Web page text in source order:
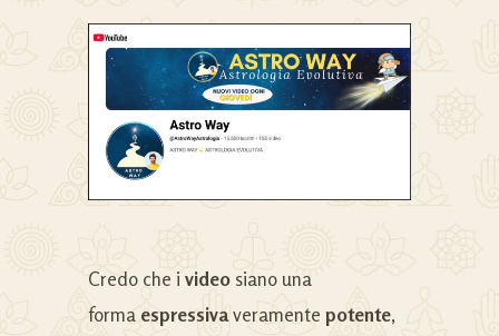
Credo che i video siano una
forma espressivaveramente potente,